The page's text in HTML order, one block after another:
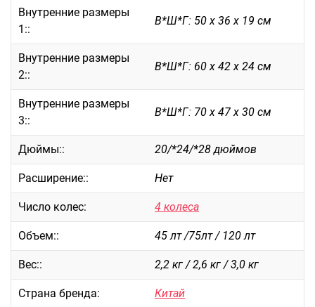
Чемоданы на колесах
Чемоданы детские
Пилоты на колесах
Рюкзаки детские для детских
Бьюти-кейсы
Распродажа
Сумки
Сумки колесные
Сумки спортивные
Сумки деловые
Сумки поясные
Сумки пляжные
Сумки для ноутбуков
Сумки-тележки хозяйственные
Внутренние размеры
1::
В*Ш*Г: 50 х 36 х 19 см
Внутренние размеры
2::
В*Ш*Г: 60 х 42 х 24 см
Внутренние размеры
3::
В*Ш*Г: 70 х 47 х 30 см
Дюймы:: 20/*24/*28 дюймов
Расширение:: Нет
Число колес: 4 колеса
Объем:: 45 лт /75лт / 120 лт
Вес:: 2,2 кг / 2,6 кг / 3,0 кг
Страна бренда: Китай